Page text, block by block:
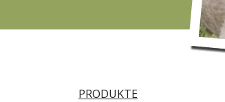
PRODUKTE